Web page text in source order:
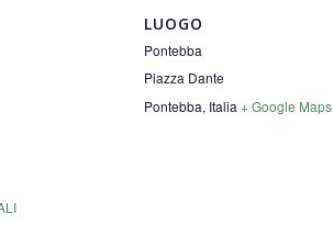
LUOGO
Pontebba
Piazza Dante
Pontebba, Italia + Google Maps